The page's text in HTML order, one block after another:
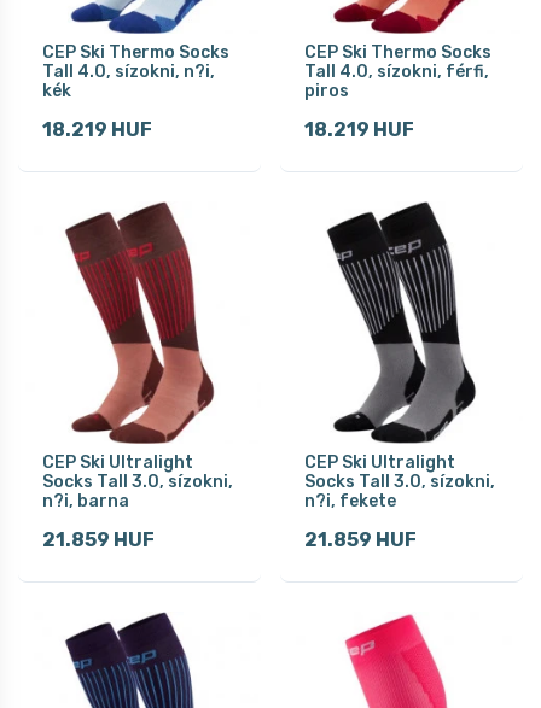
CEP Ski Thermo Socks
Tall 4.0, sízokni, n?i,
kék
18.219 HUF
CEP Ski Thermo Socks
Tall 4.0, sízokni, férfi,
piros
18.219 HUF
CEP Ski Ultralight
Socks Tall 3.0, sízokni,
n?i, barna
21.859 HUF
CEP Ski Ultralight
Socks Tall 3.0, sízokni,
n?i, fekete
21.859 HUF